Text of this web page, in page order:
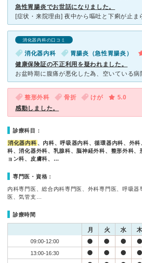
急性胃腸炎でお世話になりました。
消化器内科の口コミ
消化器内科 胃腸炎（急性胃腸炎）
健康保険証の不正利用を疑われました。
整形外科 骨折 けが
5.0
感動しました。
診療科目：
消化器内科 、内科、呼吸器内科、循環器内科、外
科、消化器外科、乳腺科、脳神経外科、整形外科、
ョン科、皮膚科、…
専門医・資格：
内科専門医、総合内科専門医、外科専門医、呼吸器
医、気管支…
診療時間
月 火 水 木
09:00-12:00
13:00-16:30